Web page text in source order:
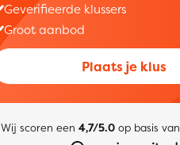
Geverifieerde klussers
Groot aanbod
Plaats je klus
Wij scoren een 4,7/5.0op basis van